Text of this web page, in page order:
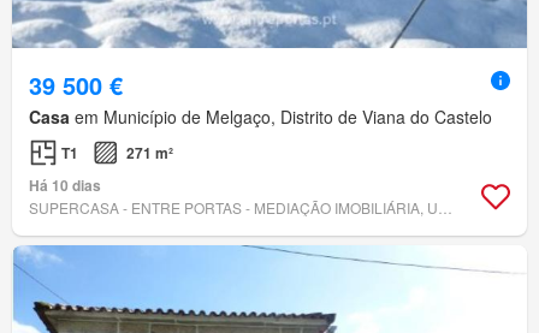
39 500 €
Casa em Município de Melgaço, Distrito de Viana do Castelo
T1
271 m²
Há 10 dias